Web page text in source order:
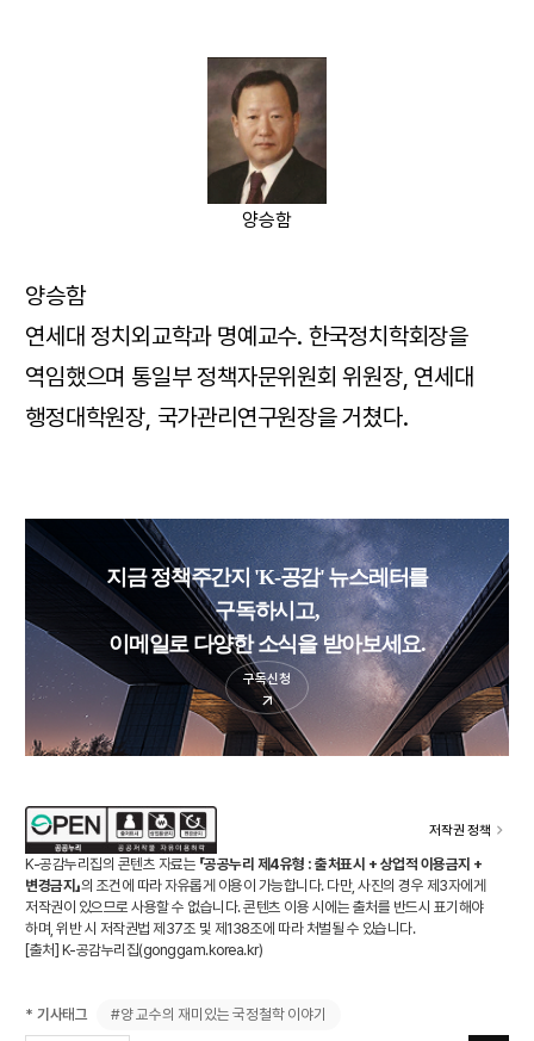
양승함
양승함
연세대 정치외교학과 명예교수. 한국정치학회장을
역임했으며 통일부 정책자문위원회 위원장, 연세대
행정대학원장, 국가관리연구원장을 거쳤다.
지금 정책주간지 'K-공감' 뉴스레터를
구독하시고,
이메일로 다양한 소식을 받아보세요.
구독신청
저작권 정책
K-공감누리집의 콘텐츠 자료는 「공공누리 제4유형 : 출처표시 + 상업적 이용금지 +
변경금지」의 조건에 따라 자유롭게 이용이 가능합니다. 다만, 사진의 경우 제3자에게
저작권이 있으므로 사용할 수 없습니다. 콘텐츠 이용 시에는 출처를 반드시 표기해야
하며, 위반 시 저작권법 제37조 및 제138조에 따라 처벌될 수 있습니다.
[출처] K-공감누리집(gonggam.korea.kr)
* 기사태그 #양 교수의 재미있는 국정철학 이야기